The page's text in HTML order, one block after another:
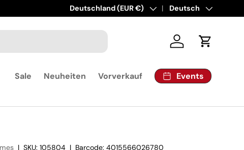
Land/Region
Deutschland (EUR €) SpracheDeutsch
Einloggen
Sale Neuheiten Vorverkauf Events
|SKU: 105804 | Barcode: 4015566026780